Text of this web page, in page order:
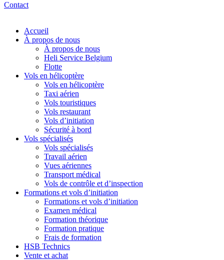
Contact
Accueil
À propos de nous
À propos de nous
Heli Service Belgium
Flotte
Vols en hélicoptère
Vols en hélicoptère
Taxi aérien
Vols touristiques
Vols restaurant
Vols d’initiation
Sécurité à bord
Vols spécialisés
Vols spécialisés
Travail aérien
Vues aériennes
Transport médical
Vols de contrôle et d’inspection
Formations et vols d’initiation
Formations et vols d’initiation
Examen médical
Formation théorique
Formation pratique
Frais de formation
HSB Technics
Vente et achat